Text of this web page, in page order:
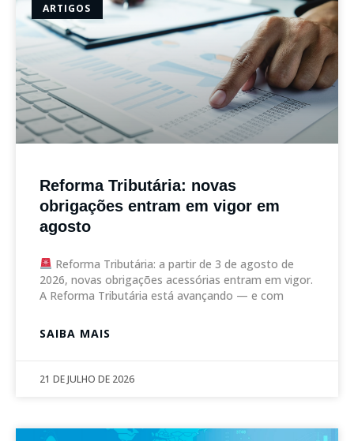
ARTIGOS
Reforma Tributária: novas
obrigações entram em vigor em
agosto
Reforma Tributária: a partir de 3 de agosto de
2026, novas obrigações acessórias entram em vigor.
A Reforma Tributária está avançando — e com
SAIBA MAIS
21 DE JULHO DE 2026